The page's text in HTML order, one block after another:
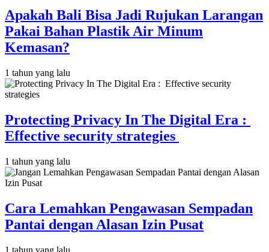
Apakah Bali Bisa Jadi Rujukan Larangan
Pakai Bahan Plastik Air Minum
Kemasan?
1 tahun yang lalu
Protecting Privacy In The Digital Era :
Effective security strategies
1 tahun yang lalu
Cara Lemahkan Pengawasan Sempadan
Pantai dengan Alasan Izin Pusat
1 tahun yang lalu